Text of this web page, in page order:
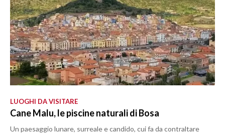
LUOGHI DA VISITARE
Cane Malu, le piscine naturali di Bosa
Un paesaggio lunare, surreale e candido, cui fa da contraltare